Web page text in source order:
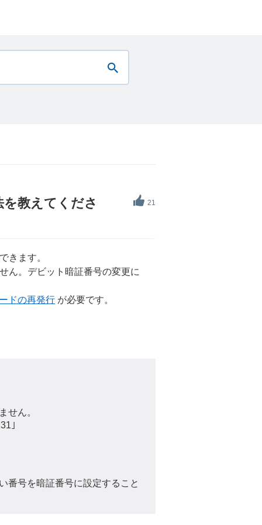
21
教えてくださ
きます。
ん。デビット暗証番号の変更に
ドの再発行 が必要です。
せん。
｣
番号を暗証番号に設定すること